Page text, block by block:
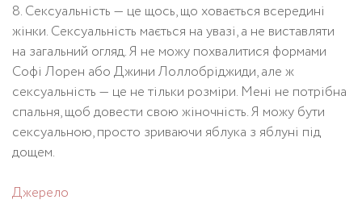
8. Сексуальність — це щось, що ховається всередині
жінки. Сексуальність мається на увазі, а не виставляти
на загальний огляд. Я не можу похвалитися формами
Софі Лорен або Джини Лоллобріджиди, але ж
сексуальність — це не тільки розміри. Мені не потрібна
спальня, щоб довести свою жіночність. Я можу бути
сексуальною, просто зриваючи яблука з яблуні під
дощем.
Джерело